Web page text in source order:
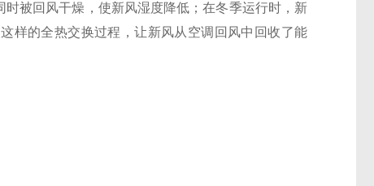
被回风干燥，使新风湿度降低；在冬季运行时，新
样的全热交换过程，让新风从空调回风中回收了能